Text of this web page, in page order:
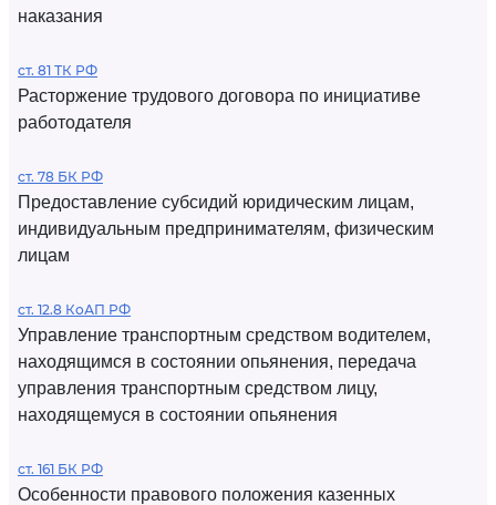
наказания
ст. 81 ТК РФ
Расторжение трудового договора по инициативе
работодателя
ст. 78 БК РФ
Предоставление субсидий юридическим лицам,
индивидуальным предпринимателям, физическим
лицам
ст. 12.8 КоАП РФ
Управление транспортным средством водителем,
находящимся в состоянии опьянения, передача
управления транспортным средством лицу,
находящемуся в состоянии опьянения
ст. 161 БК РФ
Особенности правового положения казенных